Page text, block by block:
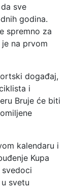
sve
godina.
spremno za
na prvom
događaj,
i
Bruje će biti
kalendaru i
Kupa
svedoci
svetu